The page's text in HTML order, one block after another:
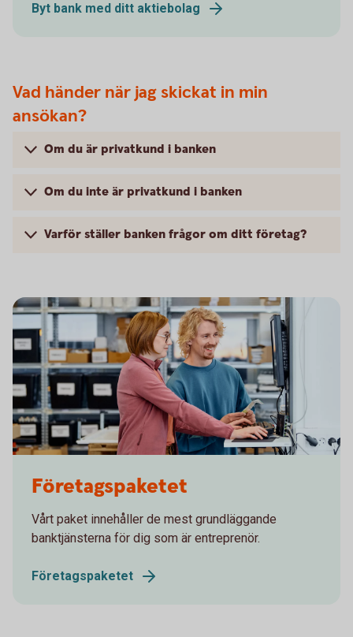
Byt bank med ditt aktiebolag
Vad händer när jag skickat in min
ansökan?
Om du är privatkund i banken
Om du inte är privatkund i banken
Varför ställer banken frågor om ditt företag?
Företagspaketet
Vårt paket innehåller de mest grundläggande
banktjänsterna för dig som är entreprenör.
Företagspaketet